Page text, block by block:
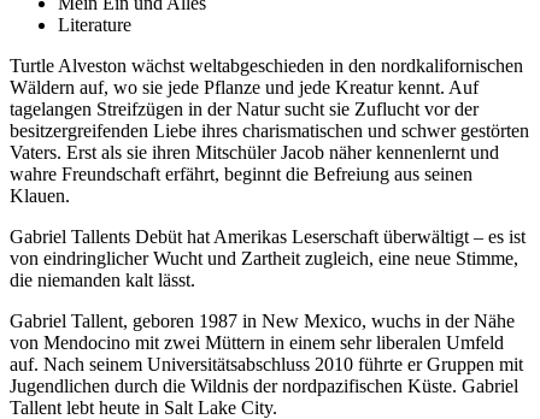
Literature
Turtle Alveston wächst weltabgeschieden in den nordkalifornischen
Wäldern auf, wo sie jede Pflanze und jede Kreatur kennt. Auf
tagelangen Streifzügen in der Natur sucht sie Zuflucht vor der
besitzergreifenden Liebe ihres charismatischen und schwer gestörten
Vaters. Erst als sie ihren Mitschüler Jacob näher kennenlernt und
wahre Freundschaft erfährt, beginnt die Befreiung aus seinen
Klauen.
Gabriel Tallents Debüt hat Amerikas Leserschaft überwältigt – es ist
von eindringlicher Wucht und Zartheit zugleich, eine neue Stimme,
die niemanden kalt lässt.
Gabriel Tallent, geboren 1987 in New Mexico, wuchs in der Nähe
von Mendocino mit zwei Müttern in einem sehr liberalen Umfeld
auf. Nach seinem Universitätsabschluss 2010 führte er Gruppen mit
Jugendlichen durch die Wildnis der nordpazifischen Küste. Gabriel
Tallent lebt heute in Salt Lake City.